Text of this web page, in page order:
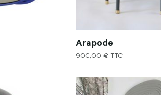
Arapode
900,00 € TTC